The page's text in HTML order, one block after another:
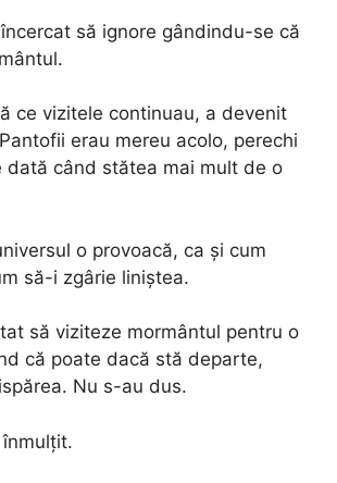
să ignore gândindu-se că
ce vizitele continuau, a devenit
erau mereu acolo, perechi
dată când stătea mai mult de o
o provoacă, ca și cum
să-i zgârie liniștea.
să viziteze mormântul pentru o
că poate dacă stă departe,
Nu s-au dus.